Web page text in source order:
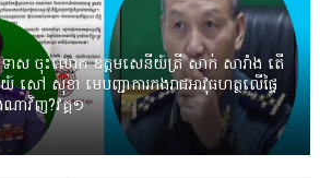
ទោស ចុះលោក ឧត្តមសេនីយ៍ត្រី សាក់ សារាំង តើ
សៅ សុខា មេបញ្ជាការកងរាជអាវុធហត្ថលើផ្ទៃ
ណាវិញ?វគ្គ១